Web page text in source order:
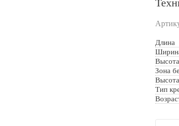
Длина
Высота
Зона
Тип
Обработкой
Отправить